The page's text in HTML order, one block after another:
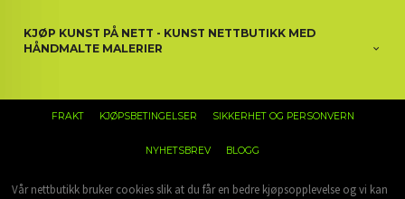
KJØP KUNST PÅ NETT - KUNST NETTBUTIKK MED
HÅNDMALTE MALERIER
FRAKT KJØPSBETINGELSER SIKKERHET OG PERSONVERN
NYHETSBREV BLOGG
Vår nettbutikk bruker cookies slik at du får en bedre kjøpsopplevelse og vi kan